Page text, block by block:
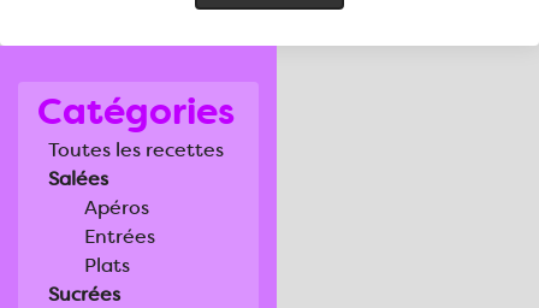
Catégories
Toutes les recettes
Salées
Apéros
Entrées
Plats
Sucrées